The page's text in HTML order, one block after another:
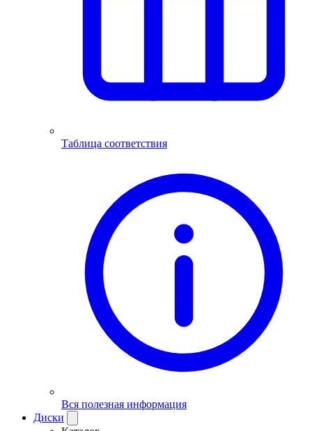
Таблица соответствия
Вся полезная информация
Диски